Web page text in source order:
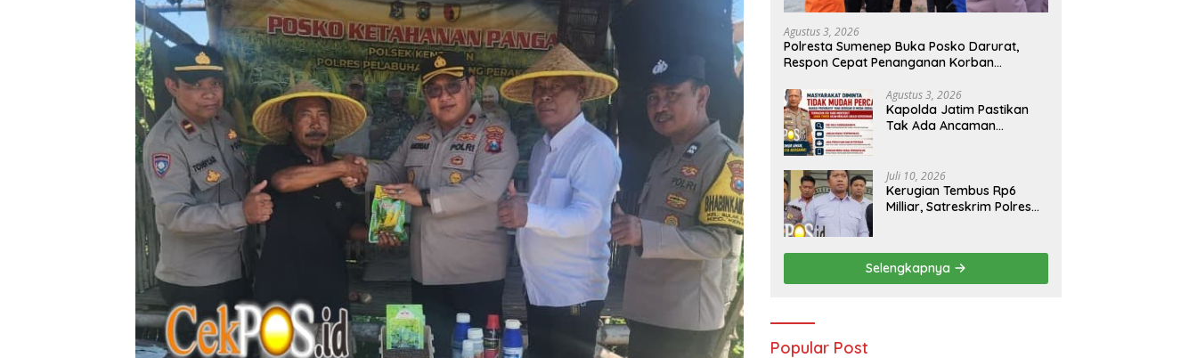
Agustus 3, 2026
Polresta Sumenep Buka Posko Darurat,
Respon Cepat Penanganan Korban
Agustus 3, 2026
Kapolda Jatim Pastikan
Tak Ada Ancaman
Percaya Hoaks
Juli 10, 2026
Kerugian Tembus Rp6
Milliar, Satreskrim Polres
Arisan Bodong
Selengkapnya
Popular Post